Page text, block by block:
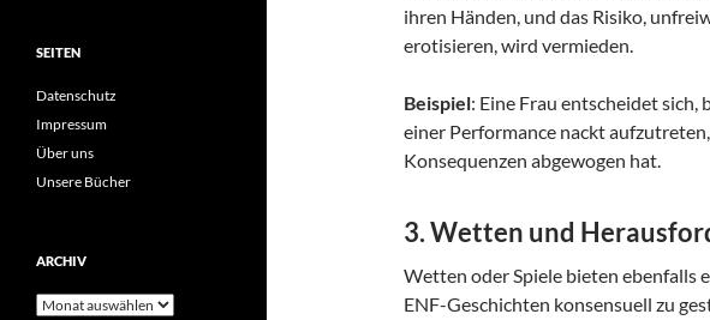
ihren Händen, und das Risiko,
erotisieren, wird vermieden.
Beispiel: Eine Frau entscheidet sich,
einer Performance nackt
Konsequenzen abgewogen hat.
3.Wetten und
Wetten oder Spiele bieten ebenfalls
ENF-Geschichten konsensuell zu
SEITEN
Datenschutz
Impressum
Über uns
Unsere Bücher
ARCHIV
Archiv